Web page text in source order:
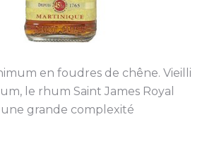
en foudres de chêne. Vieilli
le rhum Saint James Royal
grande complexité